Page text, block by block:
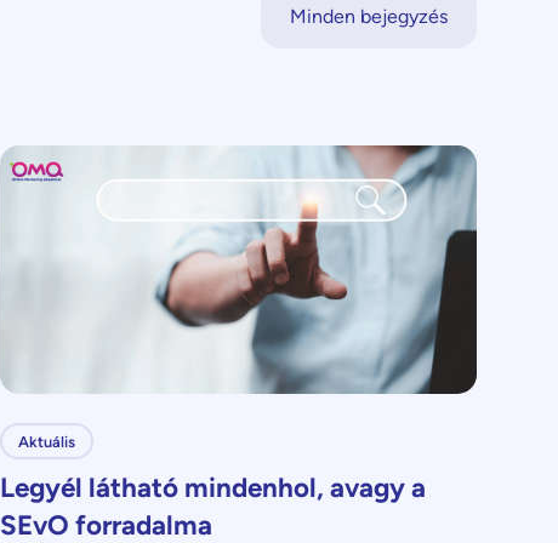
Minden bejegyzés
Aktuális
Legyél látható mindenhol, avagy a
SEvO forradalma